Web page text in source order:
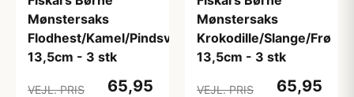
Mønstersaks
Flodhest/Kamel/Pindsvin
13,5cm - 3 stk
VEJL. PRIS
65,95
Mønstersaks
Krokodille/Slange/Frø
13,5cm - 3 stk
VEJL. PRIS
65,95